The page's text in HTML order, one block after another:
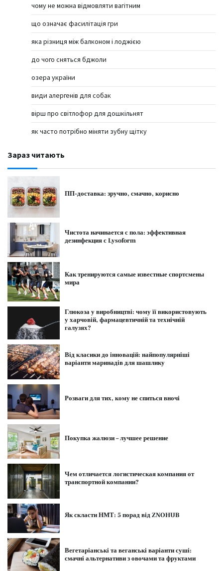
чому не можна відмовляти вагітним
що означає фасилітація гри
яка різниця між балконом і лоджією
до чого сняться бджоли
озера україни
види алергенів для собак
вірш про світлофор для дошкільнят
як часто потрібно міняти зубну щітку
Зараз читають
ПП-доставка: зручно, смачно, корисно
Чистота начинается с пола: эффективная
дезинфекция с Lysoform
Как тренируются самые известные спортсмены
мира
Глюкоза у виробництві: чому її використовують
у харчовій, фармацевтичній та технічній
галузях?
Від класики до інновацій: найпопулярніші
варіанти маринадів для шашлику
Розваги для тих, кому не спиться вночі
Покупка жалюзи – лучшее решение
Чем отличается логистическая компания от
транспортной компании?
Як скласти НМТ: 5 порад від ZNOHUB
Вегетаріанські та веганські варіанти суші:
смачні альтернативи з овочами та фруктами